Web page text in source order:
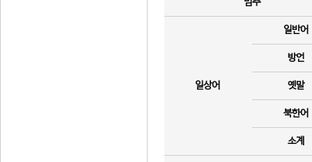
일상어
일반어
방언
옛말
북한어
소계